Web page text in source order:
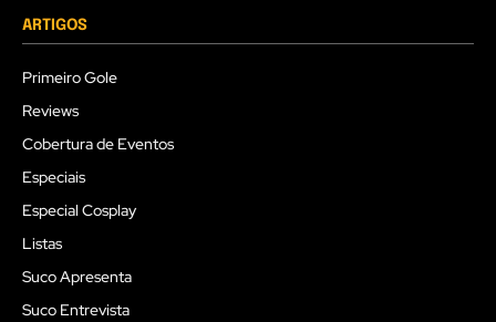
ARTIGOS
Primeiro Gole
Reviews
Cobertura de Eventos
Especiais
Especial Cosplay
Listas
Suco Apresenta
Suco Entrevista